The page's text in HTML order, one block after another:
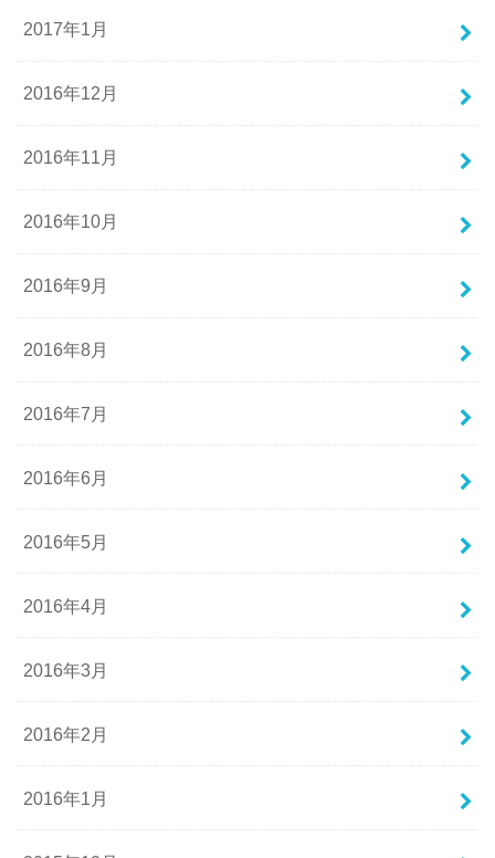
2017年1月
2016年12月
2016年11月
2016年10月
2016年9月
2016年8月
2016年7月
2016年6月
2016年5月
2016年4月
2016年3月
2016年2月
2016年1月